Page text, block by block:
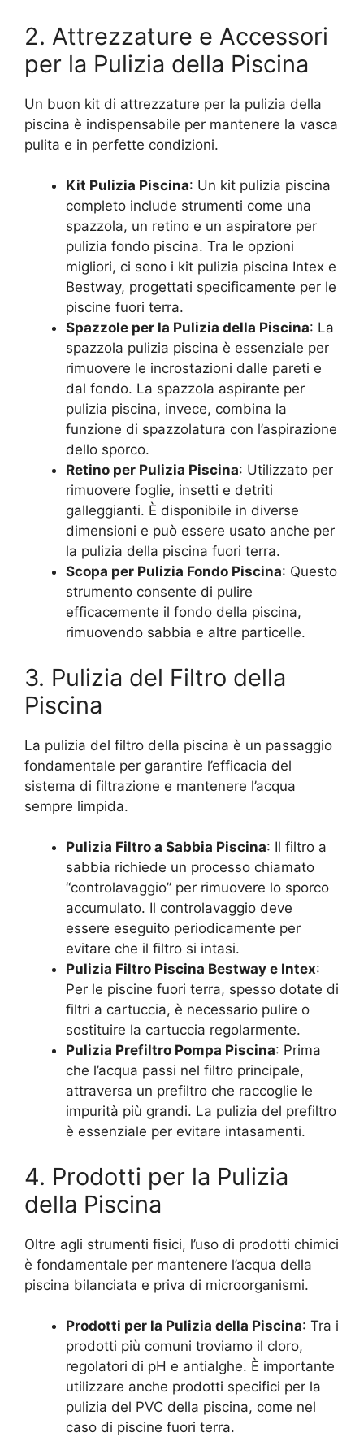
2. Attrezzature e Accessori
per la Pulizia della Piscina
Un buon kit di attrezzature per la pulizia della
piscina è indispensabile per mantenere la vasca
pulita e in perfette condizioni.
Kit Pulizia Piscina: Un kit pulizia piscina
completo include strumenti come una
spazzola, un retino e un aspiratore per
pulizia fondo piscina. Tra le opzioni
migliori, ci sono i kit pulizia piscina Intex e
Bestway, progettati specificamente per le
piscine fuori terra.
Spazzole per la Pulizia della Piscina: La
spazzola pulizia piscina è essenziale per
rimuovere le incrostazioni dalle pareti e
dal fondo. La spazzola aspirante per
pulizia piscina, invece, combina la
funzione di spazzolatura con l’aspirazione
dello sporco.
Retino per Pulizia Piscina: Utilizzato per
rimuovere foglie, insetti e detriti
galleggianti. È disponibile in diverse
dimensioni e può essere usato anche per
la pulizia della piscina fuori terra.
Scopa per Pulizia Fondo Piscina: Questo
strumento consente di pulire
efficacemente il fondo della piscina,
rimuovendo sabbia e altre particelle.
3. Pulizia del Filtro della
Piscina
La pulizia del filtro della piscina è un passaggio
fondamentale per garantire l’efficacia del
sistema di filtrazione e mantenere l’acqua
sempre limpida.
Pulizia Filtro a Sabbia Piscina: Il filtro a
sabbia richiede un processo chiamato
“controlavaggio” per rimuovere lo sporco
accumulato. Il controlavaggio deve
essere eseguito periodicamente per
evitare che il filtro si intasi.
Pulizia Filtro Piscina Bestway e Intex:
Per le piscine fuori terra, spesso dotate di
filtri a cartuccia, è necessario pulire o
sostituire la cartuccia regolarmente.
Pulizia Prefiltro Pompa Piscina: Prima
che l’acqua passi nel filtro principale,
attraversa un prefiltro che raccoglie le
impurità più grandi. La pulizia del prefiltro
è essenziale per evitare intasamenti.
4. Prodotti per la Pulizia
della Piscina
Oltre agli strumenti fisici, l’uso di prodotti chimici
è fondamentale per mantenere l’acqua della
piscina bilanciata e priva di microorganismi.
Prodotti per la Pulizia della Piscina: Tra i
prodotti più comuni troviamo il cloro,
regolatori di pH e antialghe. È importante
utilizzare anche prodotti specifici per la
pulizia del PVC della piscina, come nel
caso di piscine fuori terra.